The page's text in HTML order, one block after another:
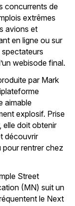
concurrents de
extrêmes
avions et
en ligne ou sur
webisode final.
produite par Mark
aimable
explosif. Prise
elle doit obtenir
découvrir
pour rentrer chez
Street
(MN) suit un
le Next